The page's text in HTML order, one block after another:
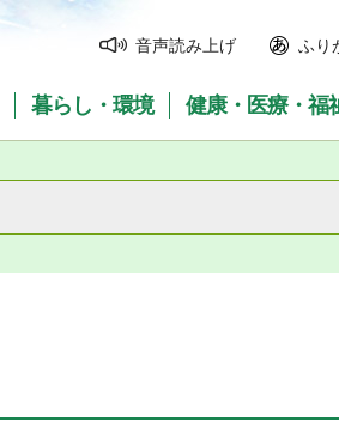
音声読み上げ ふり
暮らし・環境 健康・医療・福